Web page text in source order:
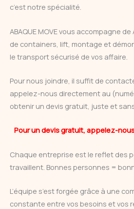
c’est notre spécialité.
ABAQUE MOVE vous accompagne
de containers, lift, montage et
le transport sécurisé de vos affaire.
Pour nous joindre, il suffit de
appelez-nous directement au
obtenir un devis gratuit, juste et
Pour un devis gratuit, appelez-
Chaque entreprise est le reflet des
travaillent. Bonnes personnes =
L’équipe s’est forgée grâce à une
constante entre vos besoins et vos